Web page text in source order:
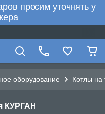
просим уточнять у
оборудование Котлы на
КУРГАН